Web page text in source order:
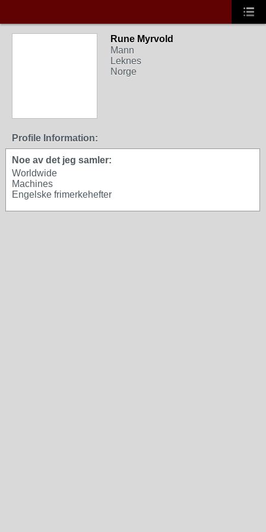
Rune Myrvold
Mann
Leknes
Norge
Profile Information:
Noe av det jeg samler:
Worldwide
Machines
Engelske frimerkehefter